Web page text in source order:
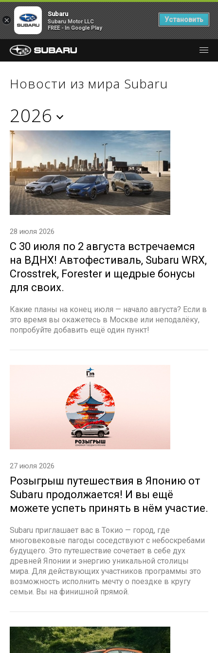
Новости из мира Subaru
2026
28 июля 2026
С 30 июля по 2 августа встречаемся
на ВДНХ! Автофестиваль, Subaru WRX,
Crosstrek, Forester и щедрые бонусы
для своих.
Какие планы на конец июля — начало августа? Если в
это время вы окажетесь в Москве или неподалёку,
попробуйте добавить ещё один пункт!
27 июля 2026
Розыгрыш путешествия в Японию от
Subaru продолжается! И вы ещё
можете успеть принять в нём участие.
Subaru приглашает вас в Токио — город, где
многовековые пагоды соседствуют с небоскребами
будущего. Это путешествие сочетает в себе дух
древней Японии и энергию уникальной столицы
мира. Для действующих участников программы это
возможность исполнить мечту о поездке в кругу
семьи. Вы на финишной прямой.
×
Subaru
Subaru Motor LLC
FREE - In Google Play
Установить